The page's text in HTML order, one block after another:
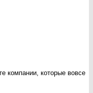
компании, которые вовсе